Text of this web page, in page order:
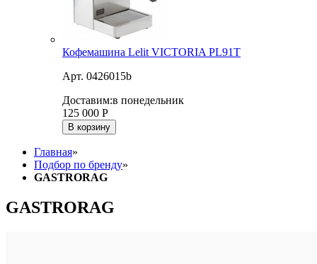
Кофемашина Lelit VICTORIA PL91T
Арт. 0426015b
Доставим:в понедельник
125 000 Р
В корзину
Главная»
Подбор по бренду»
GASTRORAG
GASTRORAG